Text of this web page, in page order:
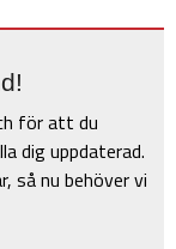
för att du
dig uppdaterad.
så nu behöver vi